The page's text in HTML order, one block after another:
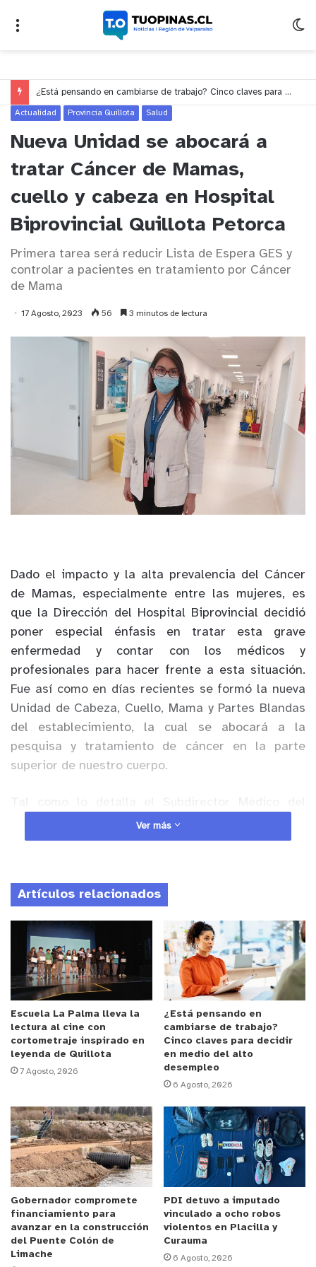
¿Está pensando en cambiarse de trabajo? Cinco claves para decidir en medio del alto desempleo
Actualidad Provincia Quillota Salud
Nueva Unidad se abocará a
tratar Cáncer de Mamas,
cuello y cabeza en Hospital
Biprovincial Quillota Petorca
Primera tarea será reducir Lista de Espera GES y
controlar a pacientes en tratamiento por Cáncer
de Mama
17 Agosto, 2023 56 3 minutos de lectura
Dado el impacto y la alta prevalencia del Cáncer
de Mamas, especialmente entre las mujeres, es
que la Dirección del Hospital Biprovincial decidió
poner especial énfasis en tratar esta grave
enfermedad y contar con los médicos y
profesionales para hacer frente a esta situación.
Fue así como en días recientes se formó la nueva
Unidad de Cabeza, Cuello, Mama y Partes Blandas
del establecimiento, la cual se abocará a la
pesquisa y tratamiento de cáncer en la parte
superior de nuestro cuerpo.
Hospital Biprovincial Quillota Petorca, Dr. José
Miguel Gutiérrez Giraud, la idea de esta nueva
de esta nueva Unidad viene a dar una respuesta a
la población en torno a un deuda histórica
relacionada con abordar patologías,
principalmente oncológicas, entre otras pues no se
limita a eso; pero que han sido difíciles de abordar
durante los últimos años por la falta de
especialistas. En este sentido, el potenciar un
equipo que está totalmente dedicado a hacer
frente a este grupo de patologías, es una
estrategia que va pensada en darle ese beneficio
Anuncio Patrocinado
Nueva Unidad se inicia con acento en Cáncer de
Mamas
Fue así como se nombró como Jefatura para esta
naciente Unidad a la Dra. Valentina Molina Mella,
Jefa del Área Médico Quirúrgica del recinto
asistencial, quien decidió crear una dependencia
Ver más
Artículos relacionados
Escuela La Palma lleva la
lectura al cine con
cortometraje inspirado en
leyenda de Quillota
7 Agosto, 2026
¿Está pensando en
cambiarse de trabajo?
Cinco claves para decidir
en medio del alto
desempleo
6 Agosto, 2026
Gobernador compromete
financiamiento para
avanzar en la construcción
del Puente Colón de
Limache
PDI detuvo a imputado
vinculado a ocho robos
violentos en Placilla y
Curauma
6 Agosto, 2026